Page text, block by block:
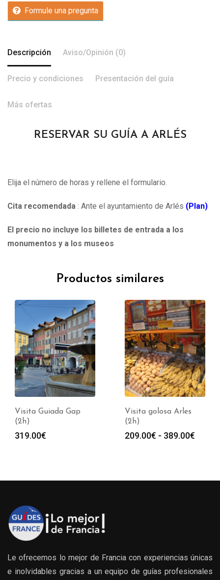
Formule una pregunta
Descripción Aviso/Opinión (0)
Precio y condiciones Presentación del guía
Más ofertas
RESERVAR SU GUÍA A ARLÉS
Elija el número de horas y rellene el formulario.
Cita recomendada : Ante el ayuntamiento de Arlés (Plan)
El precio no incluye los billetes de entrada a los
monumentos y a los museos
Productos similares
Visita Guiada Gap
(2h)
319.00€
Visita golosa Arles
(2h)
209.00€ - 389.00€
Le ofrecemos lo mejor de Francia con experiencias únicas
e inolvidables gracias a un equipo de guías profesionales